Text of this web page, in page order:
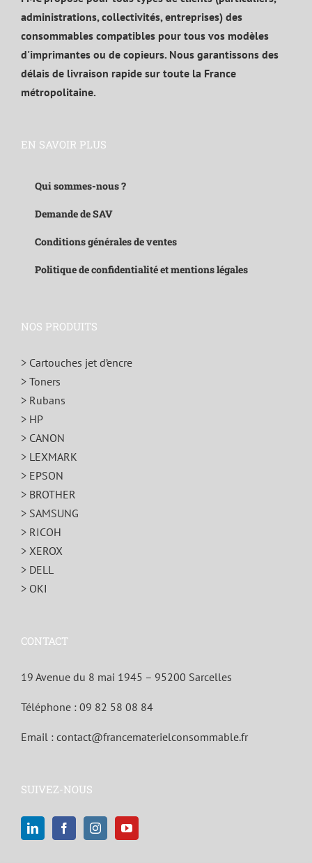
administrations, collectivités, entreprises) des
consommables compatibles pour tous vos modèles
d'imprimantes ou de copieurs. Nous garantissons des
délais de livraison rapide sur toute la France
métropolitaine.
EN SAVOIR PLUS
Qui sommes-nous ?
Demande de SAV
Conditions générales de ventes
Politique de confidentialité et mentions légales
NOS PRODUITS
> Cartouches jet d’encre
> Toners
> Rubans
> HP
> CANON
> LEXMARK
> EPSON
> BROTHER
> SAMSUNG
> RICOH
> XEROX
> DELL
> OKI
CONTACT
19 Avenue du 8 mai 1945 – 95200 Sarcelles
Téléphone : 09 82 58 08 84
Email : contact@francematerielconsommable.fr
SUIVEZ-NOUS